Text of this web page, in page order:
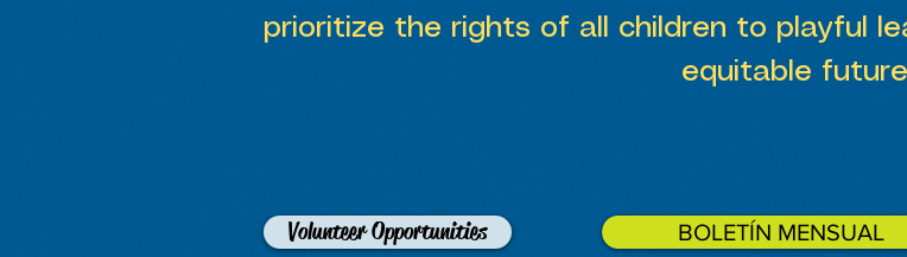
prioritize the rights of all children to playful
equitable
Volunteer Opportunities BOLETÍN MENSUAL